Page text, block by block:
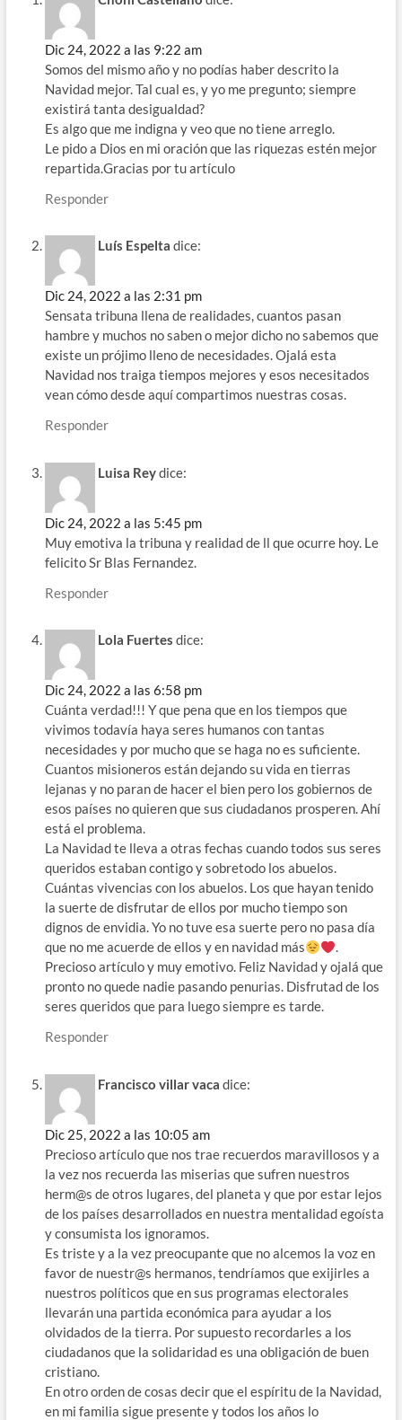
Dic 24, 2022 a las 9:22 am
Somos del mismo año y no podías haber descrito la
Navidad mejor. Tal cual es, y yo me pregunto; siempre
existirá tanta desigualdad?
Es algo que me indigna y veo que no tiene arreglo.
Le pido a Dios en mi oración que las riquezas estén mejor
repartida.Gracias por tu artículo
Responder
Luís Espelta dice:
Dic 24, 2022 a las 2:31 pm
Sensata tribuna llena de realidades, cuantos pasan
hambre y muchos no saben o mejor dicho no sabemos que
existe un prójimo lleno de necesidades. Ojalá esta
Navidad nos traiga tiempos mejores y esos necesitados
vean cómo desde aquí compartimos nuestras cosas.
Responder
Luisa Reydice:
Dic 24, 2022 a las 5:45 pm
Muy emotiva la tribuna y realidad de ll que ocurre hoy. Le
felicito Sr Blas Fernandez.
Responder
Lola Fuertes dice:
Dic 24, 2022 a las 6:58 pm
Cuánta verdad!!! Y que pena que en los tiempos que
vivimos todavía haya seres humanos con tantas
necesidades y por mucho que se haga no es suficiente.
Cuantos misioneros están dejando su vida en tierras
lejanas y no paran de hacer el bien pero los gobiernos de
esos países no quieren que sus ciudadanos prosperen. Ahí
está el problema.
La Navidad te lleva a otras fechas cuando todos sus seres
queridos estaban contigo y sobretodo los abuelos.
Cuántas vivencias con los abuelos. Los que hayan tenido
la suerte de disfrutar de ellos por mucho tiempo son
dignos de envidia. Yo no tuve esa suerte pero no pasa día
que no me acuerde de ellos y en navidad más
.
Precioso artículo y muy emotivo. Feliz Navidad y ojalá que
pronto no quede nadie pasando penurias. Disfrutad de los
seres queridos que para luego siempre es tarde.
Responder
Francisco villar vaca dice:
Dic 25, 2022 a las 10:05 am
Precioso artículo que nos trae recuerdos maravillosos y a
la vez nos recuerda las miserias que sufren nuestros
herm@s de otros lugares, del planeta y que por estar lejos
de los países desarrollados en nuestra mentalidad egoísta
y consumista los ignoramos.
Es triste y a la vez preocupante que no alcemos la voz en
favor de nuestr@s hermanos, tendríamos que exijirles a
nuestros políticos que en sus programas electorales
llevarán una partida económica para ayudar a los
olvidados de la tierra. Por supuesto recordarles a los
ciudadanos que la solidaridad es una obligación de buen
cristiano.
En otro orden de cosas decir que el espíritu de la Navidad,
en mi familia sigue presente y todos los años lo